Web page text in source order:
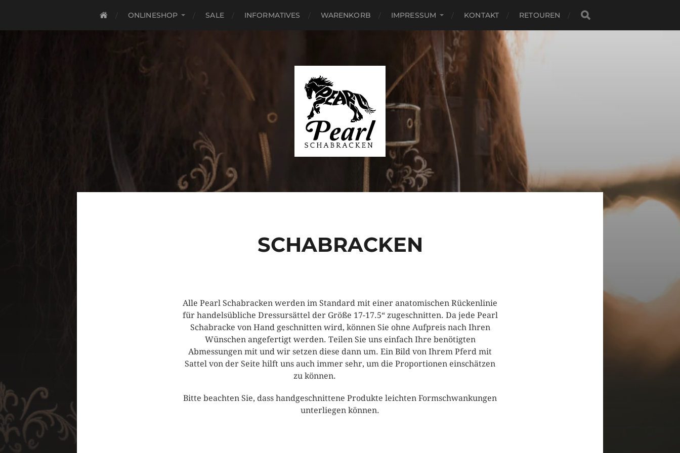
ONLINESHOP SALE INFORMATIVES WARENKORB IMPRESSUM KONTAKT RETOUREN
SCHABRACKEN
Alle Pearl Schabracken werden im Standard mit einer anatomischen Rückenlinie
für handelsübliche Dressursättel der Größe 17-17.5“ zugeschnitten. Da jede Pearl
Schabracke von Hand geschnitten wird, können Sie ohne Aufpreis nach Ihren
Wünschen angefertigt werden. Teilen Sie uns einfach Ihre benötigten
Abmessungen mit und wir setzen diese dann um. Ein Bild von Ihrem Pferd mit
Sattel von der Seite hilft uns auch immer sehr, um die Proportionen einschätzen
zu können.
Bitte beachten Sie, dass handgeschnittene Produkte leichten Formschwankungen
unterliegen können.